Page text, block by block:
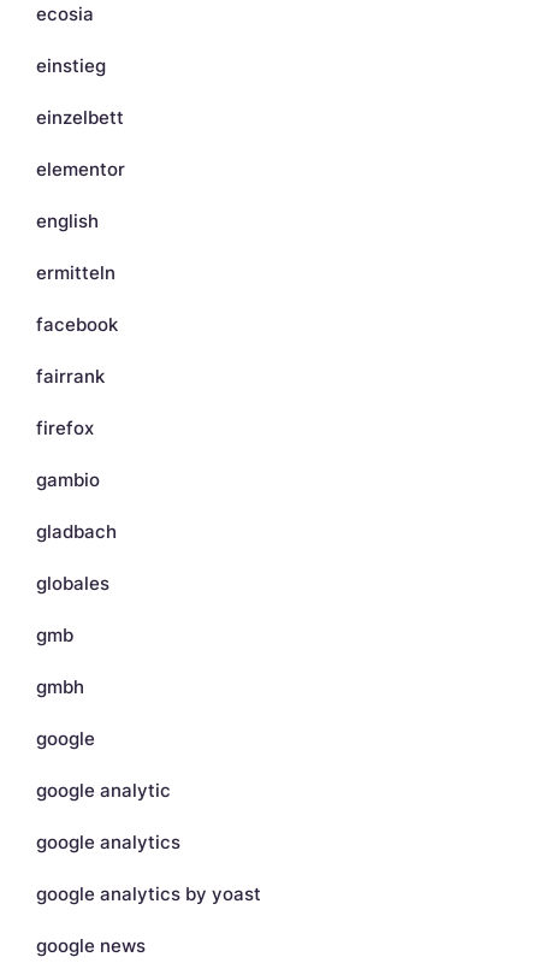
ecosia
einstieg
einzelbett
elementor
english
ermitteln
facebook
fairrank
firefox
gambio
gladbach
globales
gmb
gmbh
google
google analytic
google analytics
google analytics by yoast
google news